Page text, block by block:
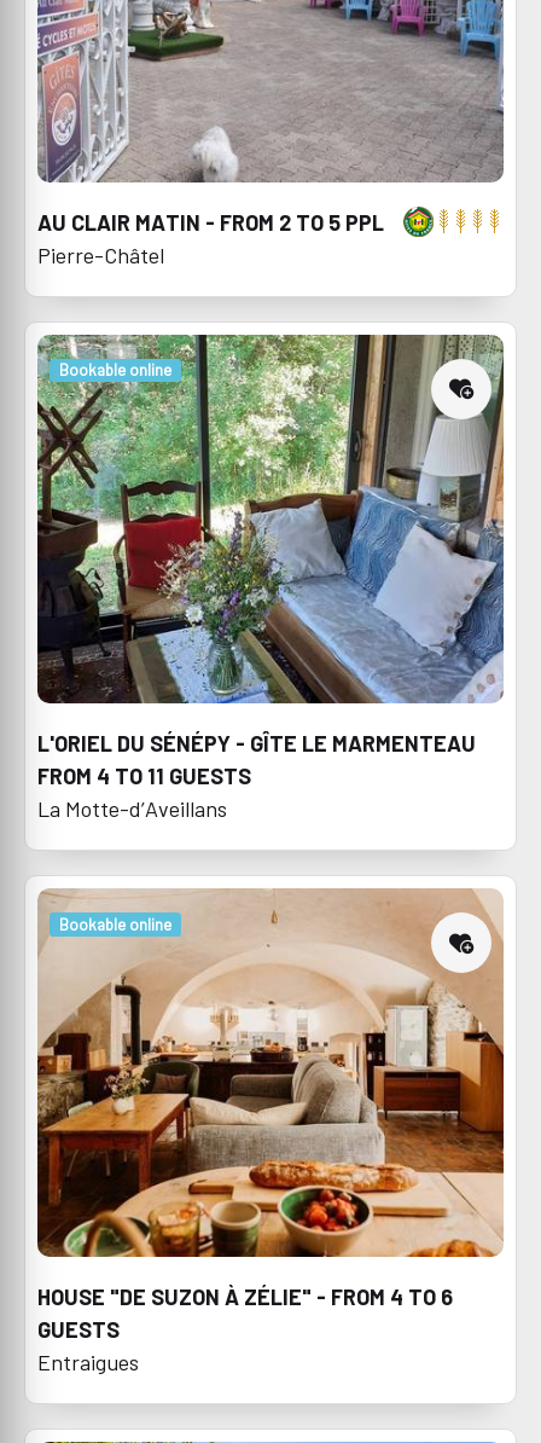
AU CLAIR MATIN - FROM 2 TO 5 PPL
Pierre-Châtel
Bookable online
L'ORIEL DU SÉNÉPY - GÎTE LE MARMENTEAU
FROM 4 TO 11 GUESTS
La Motte-d’Aveillans
Bookable online
HOUSE "DE SUZON À ZÉLIE" - FROM 4 TO 6
GUESTS
Entraigues